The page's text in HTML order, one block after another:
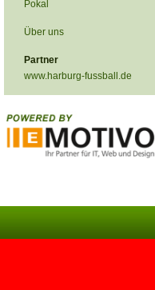
Pokal
Über uns
Partner
www.harburg-fussball.de